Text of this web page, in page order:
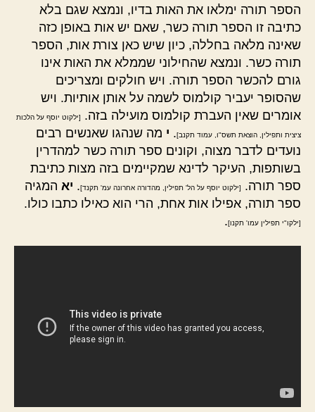
הספר תורה ימלאו את האות בדיו, ונמצא שגם בלא
כתיבה זו הספר תורה כשר, שאם יש אות באופן כזה
שאינה מלאה בחללה, כיון שיש כאן צורת אות, הספר
תורה כשר. ונמצא שהחילוני שממלא את האות אינו
גורם להכשר הספר תורה. ויש חולקים ומצריכים
שהסופר יעביר קולמוס לשמה על אותן אותיות. ויש
אומרים שאין העברת קולמוס מועילה בזה.
[ילקוט יוסף על הלכות
ציצית ותפילין, הוצאת תשס"ו, עמוד תקנב]. י מה שנהגו שאנשים רבים
נועדים לדבר מצוה, וקונים ספר תורה כשר למהדרין
בשותפות, העיקר לדינא שמקיימים בזה מצות כתיבת
ספר תורה.
[ילקוט יוסף על הל' תפילין, מהדורה אחרונה עמ' תקנד]. יא המגיה
ספר תורה, אפילו אות אחת, הרי הוא כאילו כתבו כולו.
[ילקו"י תפילין עמו' תקנו].